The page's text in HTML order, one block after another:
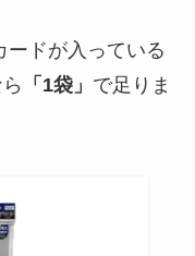
ードが入っている
「1袋」 で足りま